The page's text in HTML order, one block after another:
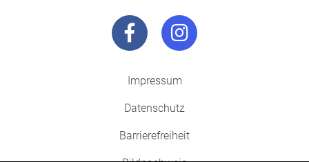
Impressum
Datenschutz
Barrierefreiheit